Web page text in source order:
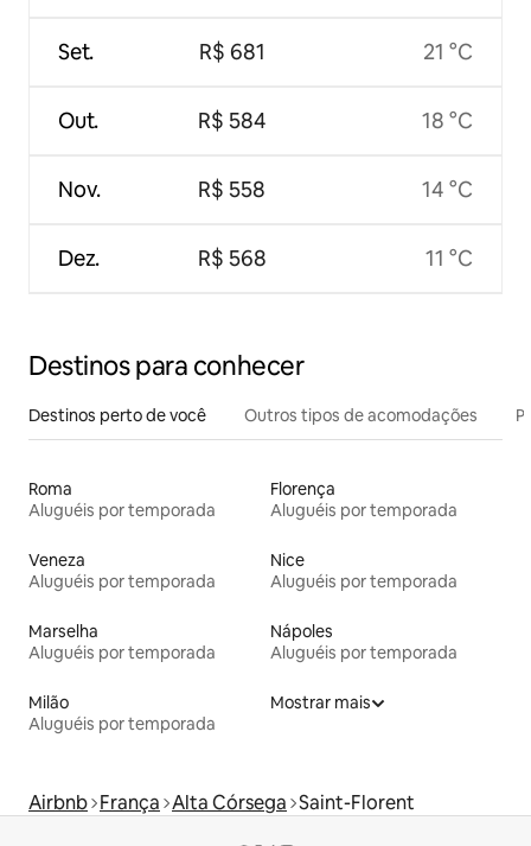
Set.
Out.
Nov.
Dez.
R$ 681
R$ 584
R$ 558
R$ 568
21 °C
18 °C
14 °C
11 °C
Destinos para conhecer
Destinos perto de você Outros tipos de acomodações
Roma
Aluguéis por temporada
Florença
Aluguéis por temporada
Veneza
Aluguéis por temporada
Nice
Aluguéis por temporada
Marselha
Aluguéis por temporada
Nápoles
Aluguéis por temporada
Milão
Aluguéis por temporada
Mostrar mais
Airbnb França Alta Córsega Saint-Florent